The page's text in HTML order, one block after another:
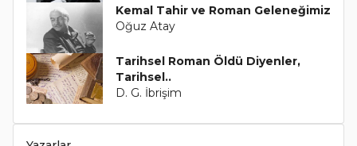
Kemal Tahir ve Roman Geleneğimiz
Oğuz Atay
Tarihsel Roman Öldü Diyenler,
Tarihsel..
D. G. İbrişim